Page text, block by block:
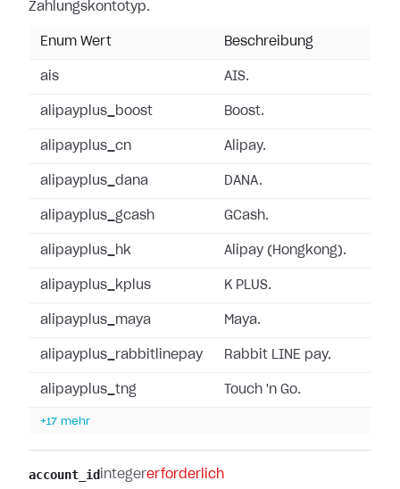
Zahlungskontotyp.
Enum Wert Beschreibung
ais AIS.
alipayplus_boost Boost.
alipayplus_cn Alipay.
alipayplus_dana DANA.
alipayplus_gcash GCash.
alipayplus_hk Alipay (Hongkong).
alipayplus_kplus K PLUS.
alipayplus_maya Maya.
alipayplus_rabbitlinepay Rabbit LINE pay.
alipayplus_tng Touch 'n Go.
+17 mehr
account_id integererforderlich